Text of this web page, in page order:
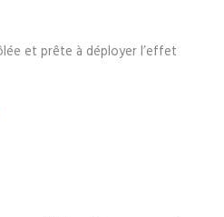
et prête à déployer l’effet